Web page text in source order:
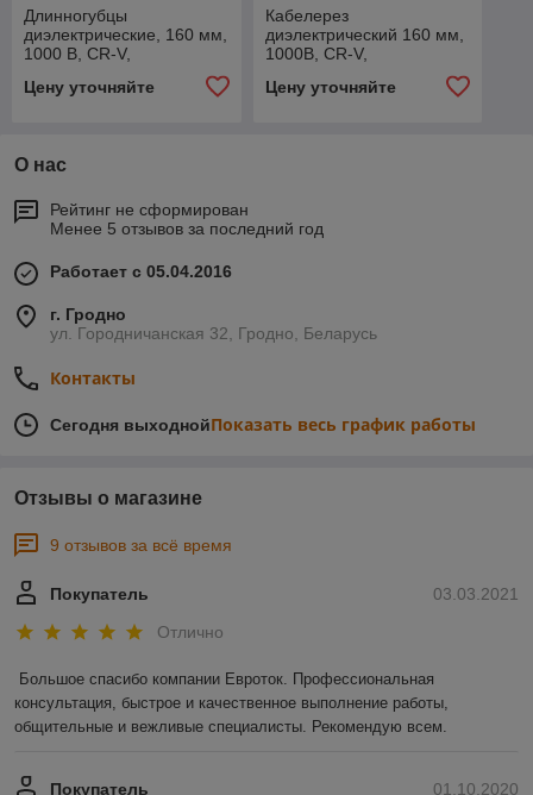
Длинногубцы
диэлектрические, 160 мм,
1000 В, CR-V,
«ЭкспертЭлектрик» TDM
6/60
Цену уточняйте
Кабелерез
диэлектрический 160 мм,
1000В, CR-V,
"ЭкспертЭлектрик" TDM
12/60
Цену уточняйте
О нас
Рейтинг не сформирован
Менее 5 отзывов за последний год
Работает с 05.04.2016
г. Гродно
ул. Городничанская 32, Гродно, Беларусь
Контакты
Сегодня выходнойПоказать весь график работы
Отзывы о магазине
9 отзывов за всё время
03.03.2021
Покупатель
Отлично
Большое спасибо компании Евроток. Профессиональная
консультация, быстрое и качественное выполнение работы,
общительные и вежливые специалисты. Рекомендую всем.
01.10.2020
Покупатель